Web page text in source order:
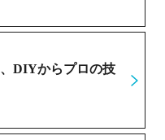
DIYからプロの技